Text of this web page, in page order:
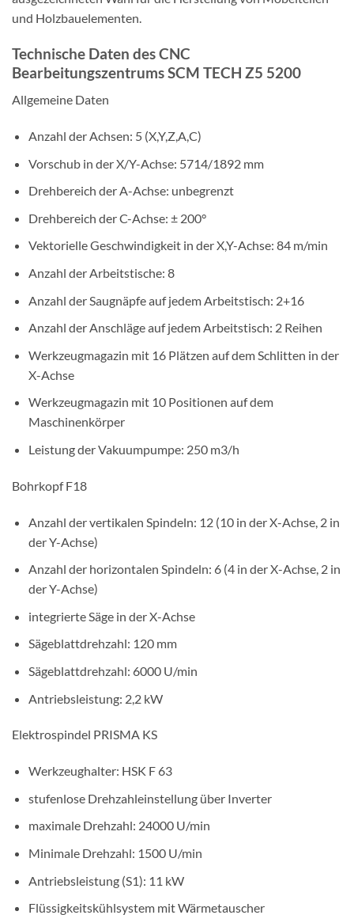
und Holzbauelementen.
Technische Daten des CNC
Bearbeitungszentrums SCM TECH Z5 5200
Allgemeine Daten
Anzahl der Achsen: 5 (X,Y,Z,A,C)
Vorschub in der X/Y-Achse: 5714/1892 mm
Drehbereich der A-Achse: unbegrenzt
Drehbereich der C-Achse: ± 200°
Vektorielle Geschwindigkeit in der X,Y-Achse: 84 m/min
Anzahl der Arbeitstische: 8
Anzahl der Saugnäpfe auf jedem Arbeitstisch: 2+16
Anzahl der Anschläge auf jedem Arbeitstisch: 2 Reihen
Werkzeugmagazin mit 16 Plätzen auf dem Schlitten in der
X-Achse
Werkzeugmagazin mit 10 Positionen auf dem
Maschinenkörper
Leistung der Vakuumpumpe: 250 m3/h
Bohrkopf F18
Anzahl der vertikalen Spindeln: 12 (10 in der X-Achse, 2 in
der Y-Achse)
Anzahl der horizontalen Spindeln: 6 (4 in der X-Achse, 2 in
der Y-Achse)
integrierte Säge in der X-Achse
Sägeblattdrehzahl: 120 mm
Sägeblattdrehzahl: 6000 U/min
Antriebsleistung: 2,2 kW
Elektrospindel PRISMA KS
Werkzeughalter: HSK F 63
stufenlose Drehzahleinstellung über Inverter
maximale Drehzahl: 24000 U/min
Minimale Drehzahl: 1500 U/min
Antriebsleistung (S1): 11 kW
Flüssigkeitskühlsystem mit Wärmetauscher